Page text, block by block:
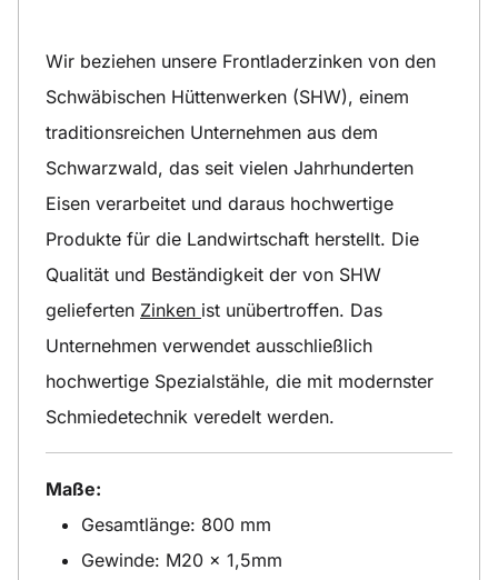
Wir beziehen unsere Frontladerzinken von den
Schwäbischen Hüttenwerken (SHW), einem
traditionsreichen Unternehmen aus dem
Schwarzwald, das seit vielen Jahrhunderten
Eisen verarbeitet und daraus hochwertige
Produkte für die Landwirtschaft herstellt. Die
Qualität und Beständigkeit der von SHW
gelieferten Zinken ist unübertroffen. Das
Unternehmen verwendet ausschließlich
hochwertige Spezialstähle, die mit modernster
Schmiedetechnik veredelt werden.
Maße:
Gesamtlänge: 800 mm
Gewinde: M20 x 1,5mm